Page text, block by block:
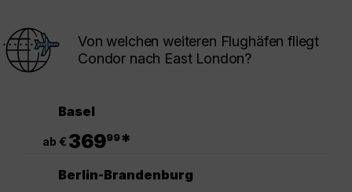
Von welchen weiteren Flughäfen fliegt
Condor nach East London?
Basel
ab € 36999*
Berlin-Brandenburg